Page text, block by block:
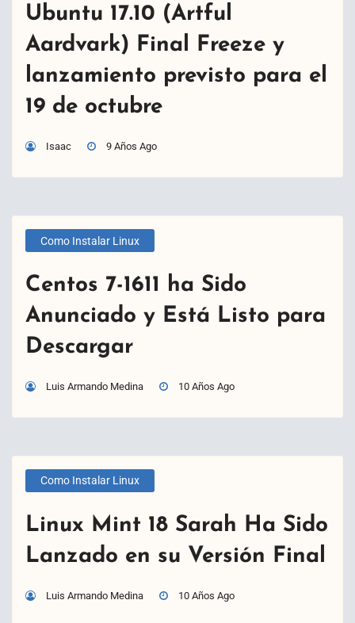
Ubuntu 17.10 (Artful
Aardvark) Final Freeze y
lanzamiento previsto para el
19 de octubre
Isaac 9 Años Ago
Como Instalar Linux
Centos 7-1611 ha Sido
Anunciado y Está Listo para
Descargar
Luis Armando Medina 10 Años Ago
Como Instalar Linux
Linux Mint 18 Sarah Ha Sido
Lanzado en su Versión Final
Luis Armando Medina 10 Años Ago